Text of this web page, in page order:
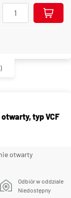
typ VCF
otwarty
Odbiór w oddziale
Niedostępny